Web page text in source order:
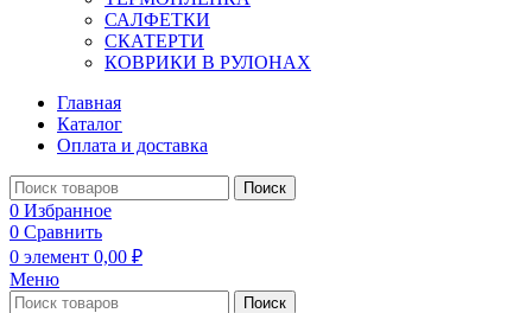
САЛФЕТКИ
СКАТЕРТИ
КОВРИКИ В РУЛОНАХ
Главная
Каталог
Оплата и доставка
Поиск
0 Избранное
0 Сравнить
0 элемент 0,00 ₽
Меню
Поиск